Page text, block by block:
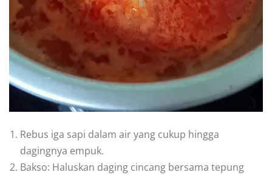
Rebus iga sapi dalam air yang cukup hingga
dagingnya empuk.
Bakso: Haluskan daging cincang bersama tepung